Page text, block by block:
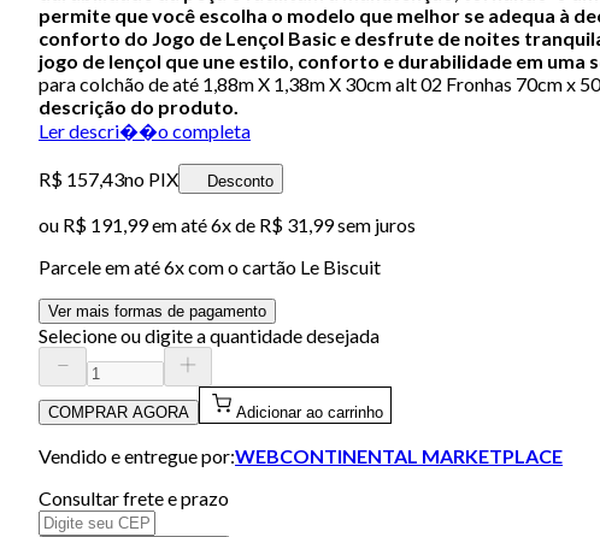
permite que você escolha o modelo que melhor se adequa à
conforto do Jogo de Lençol Basic e desfrute de noites
jogo de lençol que une estilo, conforto e durabilidade em uma
para colchão de até 1,88m X 1,38m X 30cm alt 02 Fronhas 70cm x
descrição do produto.
Ler descri��o completa
R$ 157,43no PIX Desconto
ou R$ 191,99em até6x de R$ 31,99 sem juros
Parcele em até6x com o cartão Le Biscuit
Ver mais formas de pagamento
Selecione ou digite a quantidade desejada
COMPRAR AGORA Adicionar ao carrinho
Vendido e entregue por:WEBCONTINENTAL MARKETPLACE
Consultar frete e prazo